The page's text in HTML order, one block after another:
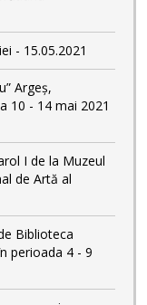
- 15.05.2021
Argeș,
10 - 14 mai 2021
I de la Muzeul
de Artă al
Biblioteca
perioada 4 - 9